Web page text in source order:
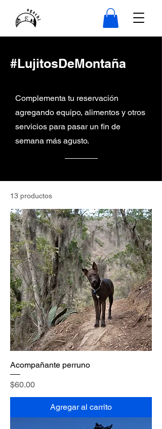
#LujitosDeMontaña
Complementa tu reservación
agregando equipo, alimentos y otros
servicios para pasar un fin de
semana más agusto.
13 productos
Acompañante perruno
Precio
$60.00
Agregar al carrito